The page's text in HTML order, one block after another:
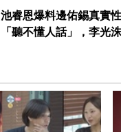
池睿恩爆料邊佑錫真實
「聽不懂人話」，李光